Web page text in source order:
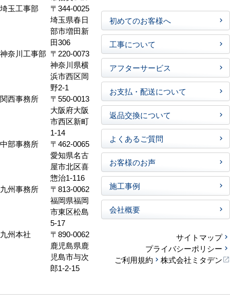
埼玉工事部
〒344-0025
埼玉県春日
部市増田新
田306
神奈川工事部 〒220-0073
神奈川県横
浜市西区岡
野2-1
関西事務所
〒550-0013
大阪府大阪
市西区新町
1-14
中部事務所
〒462-0065
愛知県名古
屋市北区喜
惣治1-116
九州事務所
〒813-0062
福岡県福岡
市東区松島
5-17
九州本社
〒890-0062
鹿児島県鹿
児島市与次
郎1-2-15
初めてのお客様へ
工事について
アフターサービス
お支払・配送について
返品交換について
よくあるご質問
お客様のお声
施工事例
会社概要
サイトマップ
プライバシーポリシー
ご利用規約
株式会社ミタデン